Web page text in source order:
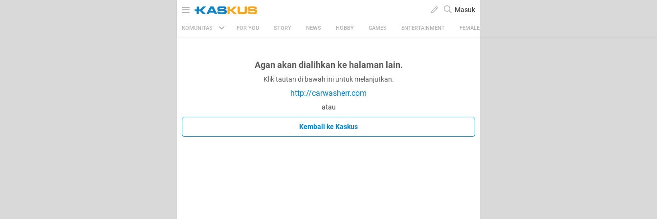
Masuk
KOMUNITAS FOR YOU STORY NEWS HOBBY GAMES ENTERTAINMENT FEMALE
Agan akan dialihkan ke halaman lain.
Klik tautan di bawah ini untuk melanjutkan.
http://carwasherr.com
atau
Kembali ke Kaskus